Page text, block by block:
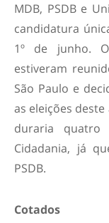
MDB, PSDB e
candidatura
1º de junho.
estiveram
São Paulo e
as eleições
duraria
Cidadania, já
PSDB.
Cotados